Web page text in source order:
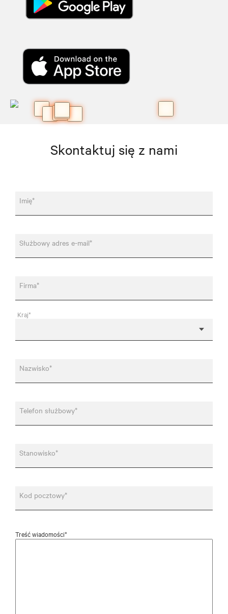
Skontaktuj się z nami
Imię*
Służbowy adres e-mail*
Firma*
Kraj*
Nazwisko*
Telefon służbowy*
Stanowisko*
Kod pocztowy*
Treść wiadomości*